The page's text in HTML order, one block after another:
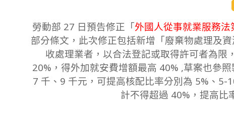
31
勞動部 27 日預告修正「外國人從事就業服務
部分條文，此次修正包括新增「廢棄物處理及
收處理業者，以合法登記或取得許可者為
20%，得外加就安費增額最高 40% ,草案也參
7 千、9 千元，可提高核配比率分別為 5%、
計不得超過 40%，提高比